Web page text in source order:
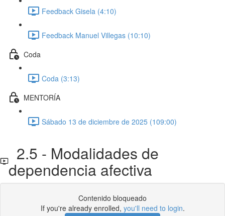
Feedback Gisela (4:10)
Feedback Manuel Villegas (10:10)
Coda
Coda (3:13)
MENTORÍA
Sábado 13 de diciembre de 2025 (109:00)
2.5 - Modalidades de
dependencia afectiva
Contenido bloqueado
If you're already enrolled, you'll need to login.